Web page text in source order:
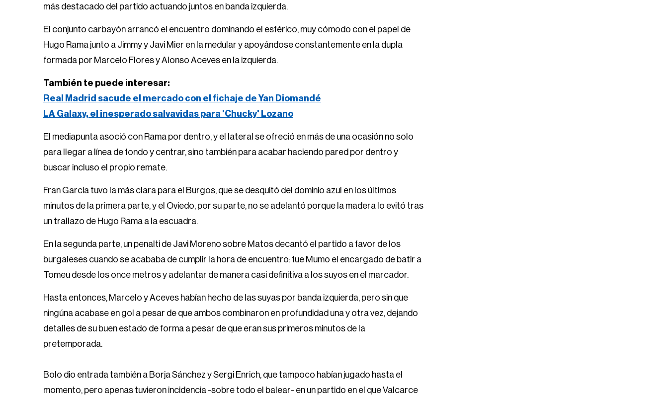
más destacado del partido actuando juntos en banda izquierda.
El conjunto carbayón arrancó el encuentro dominando el esférico, muy cómodo con el papel de
Hugo Rama junto a Jimmy y Javi Mier en la medular y apoyándose constantemente en la dupla
formada por Marcelo Flores y Alonso Aceves en la izquierda.
También te puede interesar:
Real Madrid sacude el mercado con el fichaje de Yan Diomandé
LA Galaxy, el inesperado salvavidas para 'Chucky' Lozano
El mediapunta asoció con Rama por dentro, y el lateral se ofreció en más de una ocasión no solo
para llegar a línea de fondo y centrar, sino también para acabar haciendo pared por dentro y
buscar incluso el propio remate.
Fran García tuvo la más clara para el Burgos, que se desquitó del dominio azul en los últimos
minutos de la primera parte, y el Oviedo, por su parte, no se adelantó porque la madera lo evitó tras
un trallazo de Hugo Rama a la escuadra.
En la segunda parte, un penalti de Javi Moreno sobre Matos decantó el partido a favor de los
burgaleses cuando se acababa de cumplir la hora de encuentro: fue Mumo el encargado de batir a
Tomeu desde los once metros y adelantar de manera casi definitiva a los suyos en el marcador.
Hasta entonces, Marcelo y Aceves habían hecho de las suyas por banda izquierda, pero sin que
ningúna acabase en gol a pesar de que ambos combinaron en profundidad una y otra vez, dejando
detalles de su buen estado de forma a pesar de que eran sus primeros minutos de la
pretemporada.
Bolo dio entrada también a Borja Sánchez y Sergi Enrich, que tampoco habían jugado hasta el
momento, pero apenas tuvieron incidencia -sobre todo el balear- en un partido en el que Valcarce